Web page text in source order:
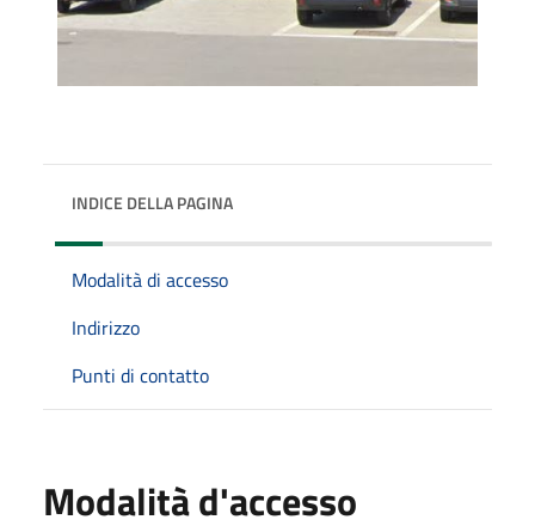
INDICE DELLA PAGINA
Modalità di accesso
Indirizzo
Punti di contatto
Modalità d'accesso